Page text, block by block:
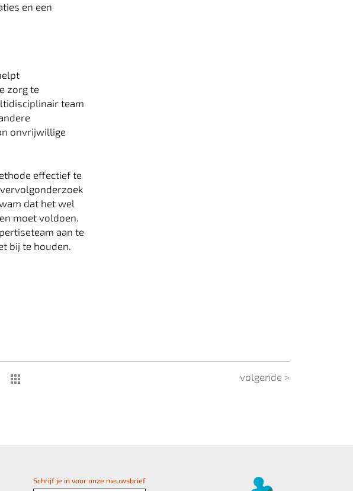
en een
zorg te
team
onvrijwillige
effectief te
dat het wel
moet voldoen.
aan te
bij te houden.
volgende >
Schrijf je in voor onze nieuwsbrief